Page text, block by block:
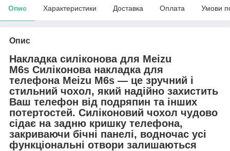
Опис Характеристики Доставка Оплата Умови
Опис
Накладка силіконова для Meizu
M6s Силіконова накладка для
телефона Meizu M6s — це зручний і
стильний чохол, який надійно захистить
Ваш телефон від подряпин та інших
потертостей. Силіконовий чохол чудово
сідає на задню кришку телефона,
закриваючи бічні панелі, водночас усі
функціональні отвори залишаються